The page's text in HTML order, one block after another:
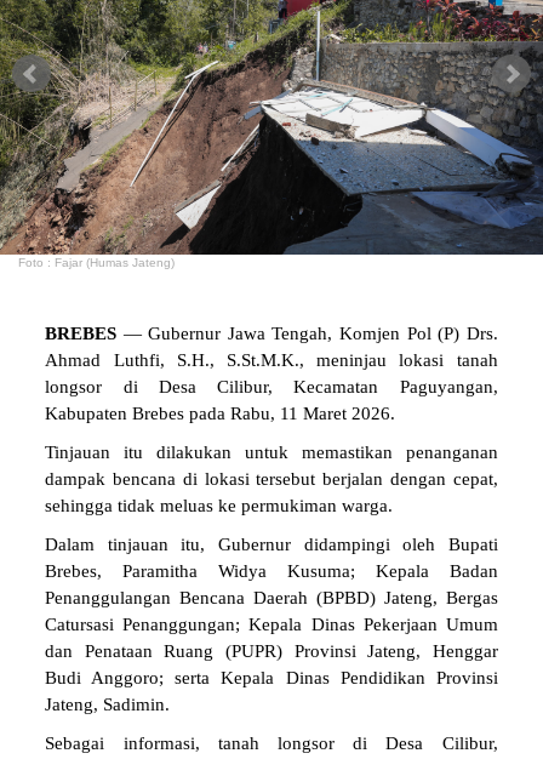
Foto : Fajar (Humas Jateng)
BREBES — Gubernur Jawa Tengah, Komjen Pol (P) Drs.
Ahmad Luthfi, S.H., S.St.M.K., meninjau lokasi tanah
longsor di Desa Cilibur, Kecamatan Paguyangan,
Kabupaten Brebes pada Rabu, 11 Maret 2026.
Tinjauan itu dilakukan untuk memastikan penanganan
dampak bencana di lokasi tersebut berjalan dengan cepat,
sehingga tidak meluas ke permukiman warga.
Dalam tinjauan itu, Gubernur didampingi oleh Bupati
Brebes, Paramitha Widya Kusuma; Kepala Badan
Penanggulangan Bencana Daerah (BPBD) Jateng, Bergas
Catursasi Penanggungan; Kepala Dinas Pekerjaan Umum
dan Penataan Ruang (PUPR) Provinsi Jateng, Henggar
Budi Anggoro; serta Kepala Dinas Pendidikan Provinsi
Jateng, Sadimin.
Sebagai informasi, tanah longsor di Desa Cilibur,